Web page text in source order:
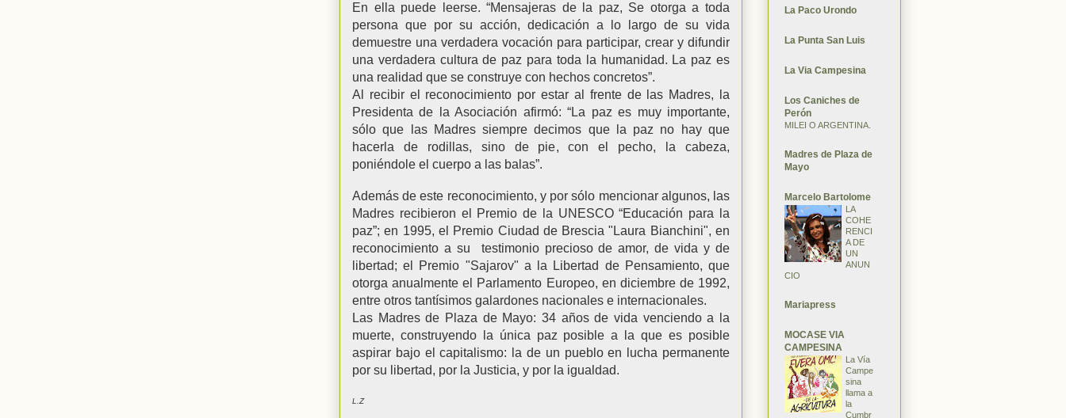
En ella puede leerse. “Mensajeras de la paz, Se otorga a toda
persona que por su acción, dedicación a lo largo de su vida
demuestre una verdadera vocación para participar, crear y difundir
una verdadera cultura de paz para toda la humanidad. La paz es
una realidad que se construye con hechos concretos”.
Al recibir el reconocimiento por estar al frente de las Madres, la
Presidenta de la Asociación afirmó: “La paz es muy importante,
sólo que las Madres siempre decimos que la paz no hay que
hacerla de rodillas, sino de pie, con el pecho, la cabeza,
poniéndole el cuerpo a las balas”.
Además de este reconocimiento, y por sólo mencionar algunos, las
Madres recibieron el Premio de la UNESCO “Educación para la
paz”; en 1995, el Premio Ciudad de Brescia "Laura Bianchini", en
reconocimiento a su testimonio precioso de amor, de vida y de
libertad; el Premio "Sajarov" a la Libertad de Pensamiento, que
otorga anualmente el Parlamento Europeo, en diciembre de 1992,
entre otros tantísimos galardones nacionales e internacionales.
Las Madres de Plaza de Mayo: 34 años de vida venciendo a la
muerte, construyendo la única paz posible a la que es posible
aspirar bajo el capitalismo: la de un pueblo en lucha permanente
por su libertad, por la Justicia, y por la igualdad.
L.Z
La Paco Urondo
La Punta San Luis
La Via Campesina
Los Caniches de
Perón
MILEI O ARGENTINA.
Madres de Plaza de
Mayo
Marcelo Bartolome
LA
COHE
RENCI
A DE
UN
ANUN
CIO
Mariapress
MOCASE VIA
CAMPESINA
La Vía
Campe
sina
llama a
la
Cumbr